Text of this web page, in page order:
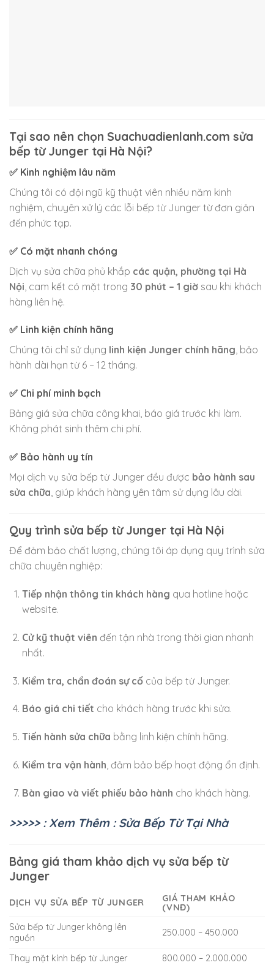
Tại sao nên chọn Suachuadienlanh.com sửa
bếp từ Junger tại Hà Nội?
✅ Kinh nghiệm lâu năm
Chúng tôi có đội ngũ kỹ thuật viên nhiều năm kinh
nghiệm, chuyên xử lý các lỗi bếp từ Junger từ đơn giản
đến phức tạp.
✅ Có mặt nhanh chóng
Dịch vụ sửa chữa phủ khắp các quận, phường tại Hà
Nội , cam kết có mặt trong 30 phút – 1 giờ sau khi khách
hàng liên hệ.
✅ Linh kiện chính hãng
Chúng tôi chỉ sử dụng linh kiện Junger chính hãng, bảo
hành dài hạn từ 6 – 12 tháng.
✅ Chi phí minh bạch
Bảng giá sửa chữa công khai, báo giá trước khi làm.
Không phát sinh thêm chi phí.
✅ Bảo hành uy tín
Mọi dịch vụ sửa bếp từ Junger đều được bảo hành sau
sửa chữa , giúp khách hàng yên tâm sử dụng lâu dài.
Quy trình sửa bếp từ Junger tại Hà Nội
Để đảm bảo chất lượng, chúng tôi áp dụng quy trình sửa
chữa chuyên nghiệp:
Tiếp nhận thông tin khách hàng qua hotline hoặc
website.
Cử kỹ thuật viên đến tận nhà trong thời gian nhanh
nhất.
Kiểm tra, chẩn đoán sự cốcủa bếp từ Junger.
Báo giá chi tiết cho khách hàng trước khi sửa.
Tiến hành sửa chữa bằng linh kiện chính hãng.
Kiểm tra vận hành, đảm bảo bếp hoạt động ổn định.
Bàn giao và viết phiếu bảo hành cho khách hàng.
>>>>> : Xem Thêm : Sửa Bếp Từ Tại Nhà
Bảng giá tham khảo dịch vụ sửa bếp từ
Junger
DỊCH VỤ SỬA BẾP TỪ JUNGER
GIÁ THAM KHẢO
(VNĐ)
Sửa bếp từ Junger không lên
nguồn
250.000 – 450.000
Thay mặt kính bếp từ Junger
800.000 – 2.000.000